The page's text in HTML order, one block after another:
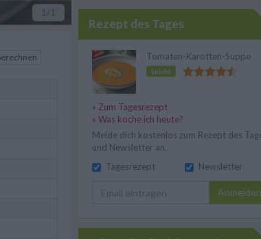
1 /1
Rezept des Tages
Tomaten-Karotten-Suppe
Leicht
» Zum Tagesrezept
» Was koche ich heute?
Melde dich kostenlos zum Rezept des
und Newsletter an.
Tagesrezept
Newsletter
Anmelden